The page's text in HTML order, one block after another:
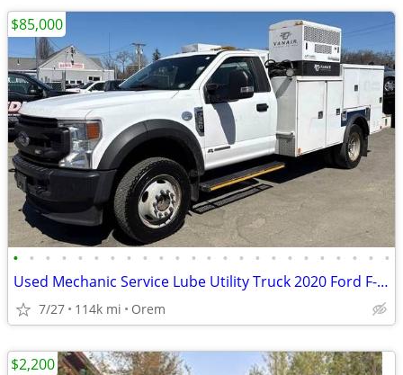
• • • • • • • • • • • • • • • • • • • • • • • •
Used Mechanic Service Lube Utility Truck 2020 Ford F-550 4x4 6.7L Powe
7/27 114k mi Orem
$85,000
$2,200